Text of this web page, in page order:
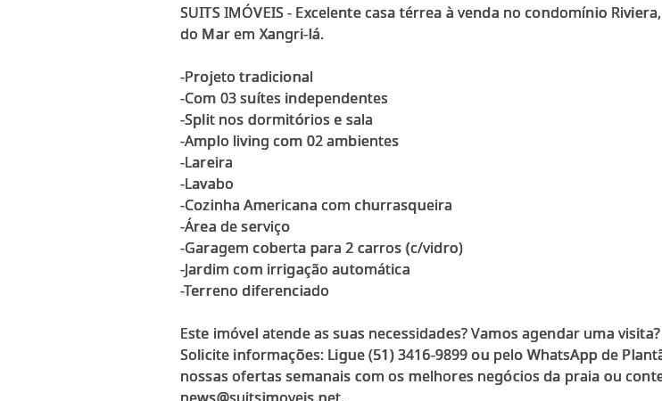
SUITS IMÓVEIS - Excelente casa térrea à venda no condomínio
do Mar em Xangri-lá.
-Projeto tradicional
-Com 03 suítes independentes
-Split nos dormitórios e sala
-Amplo living com 02 ambientes
-Lareira
-Lavabo
-Cozinha Americana com churrasqueira
-Área de serviço
-Garagem coberta para 2 carros (c/vidro)
-Jardim com irrigação automática
-Terreno diferenciado
Este imóvel atende as suas necessidades? Vamos agendar uma visita?
Solicite informações: Ligue (51) 3416-9899 ou pelo WhatsApp de
nossas ofertas semanais com os melhores negócios da praia ou